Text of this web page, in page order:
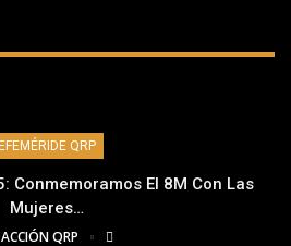
EFEMÉRIDE QRP
Conmemoramos El 8M Con Las
Mujeres…
QRP